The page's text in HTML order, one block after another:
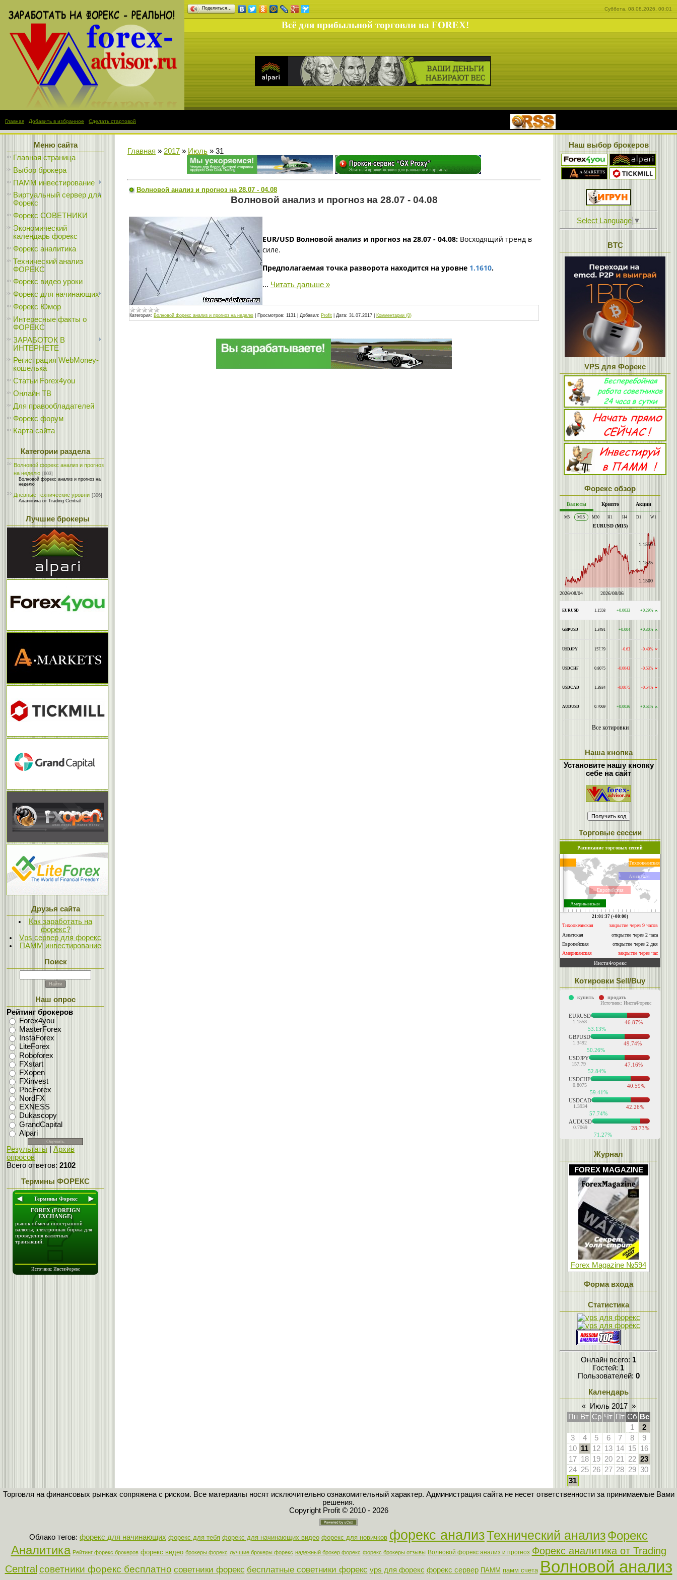
Поделиться… Суббота, 08.08.2026, 00:01
Всё для прибыльной торговли на FOREX!
Главная Добавить в избранное Сделать стартовой
Меню сайта
Главная страница
Выбор брокера
ПАММ инвестирование
Виртуальный сервер для
Форекс
Форекс СОВЕТНИКИ
Экономический
календарь форекс
Форекс аналитика
Технический анализ
ФОРЕКС
Форекс видео уроки
Форекс для начинающих
Форекс Юмор
Интересные факты о
ФОРЕКС
ЗАРАБОТОК В
ИНТЕРНЕТЕ
Регистрация WebMoney-
кошелька
Статьи Forex4you
Онлайн ТВ
Для правообладателей
Форекс форум
Карта сайта
Категории раздела
Волновой форекс анализ и прогноз
на неделю [603]
Волновой форекс анализ и прогноз на
неделю
Дневные технические уровни [306]
Аналитика от Trading Central
Лучшие брокеры
Друзья сайта
Как заработать на
форекс?
Vps сервер для форекс
ПАММ инвестирование
Поиск
Наш опрос
Рейтинг брокеров
Forex4you
MasterForex
InstaForex
LiteForex
Roboforex
FXstart
FXopen
FXinvest
PbcForex
NordFX
EXNESS
Dukascopy
GrandCapital
Alpari
Результаты
Архив
опросов
Всего ответов: 2102
Термины ФОРЕКС
Главная » 2017 » Июль » 31
Волновой анализ и прогноз на 28.07 - 04.08
Волновой анализ и прогноз на 28.07 - 04.08
EUR/USD Волновой анализ и прогноз на 28.07 - 04.08: Восходящий тренд в
силе.
Предполагаемая точка разворота находится на уровне 1.1610.
... Читать дальше »
Категория: Волновой форекс анализ и прогноз на неделю Просмотров: 1131 Добавил: Profit Дата: 31.07.2017 Комментарии (0)
Наш выбор брокеров
Select Language ▼
BTC
VPS для Форекс
Форекс обзор
Наша кнопка
Установите нашу кнопку
себе на сайт
Торговые сессии
Котировки Sell/Buy
Журнал
FOREX MAGAZINE
Forex Magazine №594
Форма входа
Статистика
Онлайн всего: 1
Гостей: 1
Пользователей: 0
Календарь
«
Июль 2017 »
Пн Вт Ср Чт Пт Сб Вс
1
2
3
4 5 6 7 8
9
10 11 12 13 14 15 16
17 18 19 20 21 22 23
24 25 26 27 28 29 30
31
Торговля на финансовых рынках сопряжена с риском. Все материалы носят исключительно ознакомительный характер. Администрация сайта не несет ответственности за принимаемые Вами
решения.
Copyright Profit © 2010 - 2026
Облако тегов: форекс для начинающих форекс для тебя форекс для начинающих видео форекс для новичков форекс анализТехнический анализФорекс
Аналитика Рейтинг форекс брокеров форекс видео брокеры форекс лучшие брокеры форекс надежный брокер форекс форекс брокеры отзывы Волновой форекс анализ и прогноз Форекс аналитика от Trading
Central советники форекс бесплатно советники форекс бесплатные советники форекс vps для форекс форекс сервер ПАММ памм счета Волновой анализ